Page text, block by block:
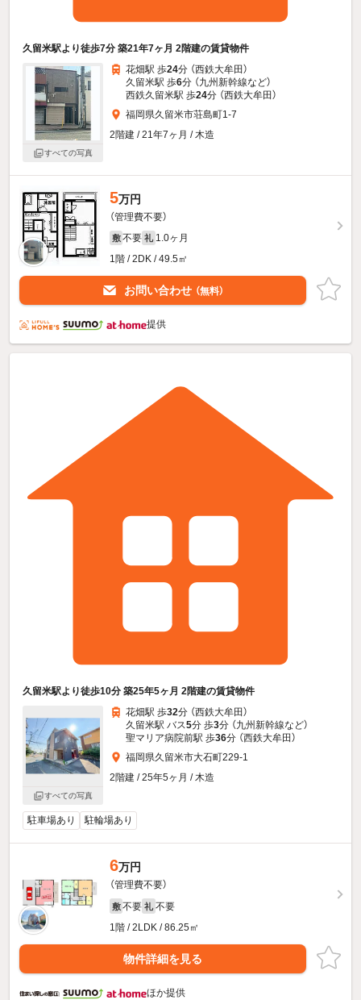
久留米駅より徒歩7分 築21年7ヶ月 2階建の賃貸物件
すべての写真
花畑駅 歩24分 （西鉄大牟田）
久留米駅 歩6分 （九州新幹線など）
西鉄久留米駅 歩24分 （西鉄大牟田）
福岡県久留米市荘島町1-7
2階建 / 21年7ヶ月 / 木造
5万円
（管理費不要）
敷 不要 礼 1.0ヶ月
1階 / 2DK / 49.5㎡
お問い合わせ （無料）
提供
久留米駅より徒歩10分 築25年5ヶ月 2階建の賃貸物件
すべての写真
花畑駅 歩32分 （西鉄大牟田）
久留米駅 バス5分 歩3分 （九州新幹線など）
聖マリア病院前駅 歩36分 （西鉄大牟田）
福岡県久留米市大石町229-1
2階建 / 25年5ヶ月 / 木造
駐車場あり 駐輪場あり
6万円
（管理費不要）
敷 不要 礼 不要
1階 / 2LDK / 86.25㎡
物件詳細を見る
ほか提供